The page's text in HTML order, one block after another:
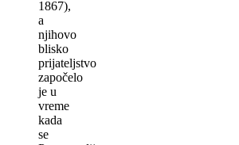
1867),
a
njihovo
blisko
prijatelјstvo
započelo
je u
vreme
kada
se